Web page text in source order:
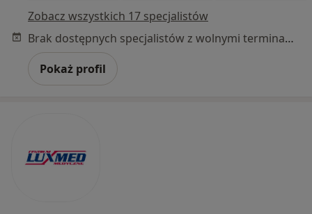
Zobacz wszystkich 17 specjalistów
Brak dostępnych specjalistów z wolnymi terminami w tym centrum medycznym.
Pokaż profil